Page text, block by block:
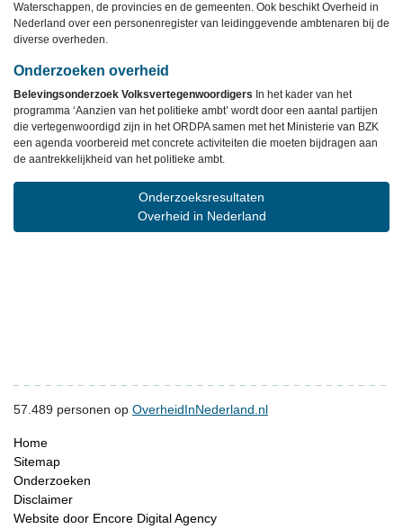
Waterschappen, de provincies en de gemeenten. Ook beschikt Overheid in
Nederland over een personenregister van leidinggevende ambtenaren bij de
diverse overheden.
Onderzoeken overheid
Belevingsonderzoek Volksvertegenwoordigers In het kader van het
programma ‘Aanzien van het politieke ambt’ wordt door een aantal partijen
die vertegenwoordigd zijn in het ORDPA samen met het Ministerie van BZK
een agenda voorbereid met concrete activiteiten die moeten bijdragen aan
de aantrekkelijkheid van het politieke ambt.
Onderzoeksresultaten
Overheid in Nederland
57.489 personen op OverheidInNederland.nl
Home
Sitemap
Onderzoeken
Disclaimer
Website door Encore Digital Agency